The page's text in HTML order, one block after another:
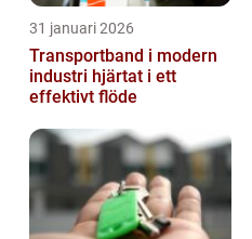
31 januari 2026
Transportband i modern
industri hjärtat i ett
effektivt flöde